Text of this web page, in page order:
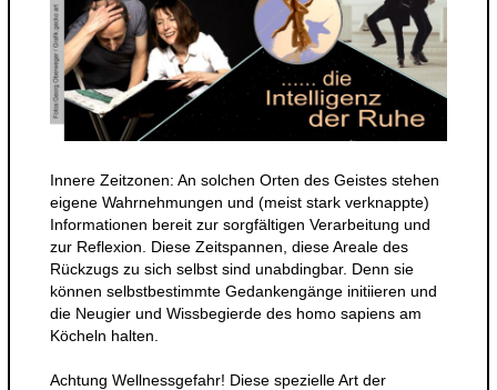
Innere Zeitzonen: An solchen Orten des Geistes stehen
eigene Wahrnehmungen und (meist stark verknappte)
Informationen bereit zur sorgfältigen Verarbeitung und
zur Reflexion. Diese Zeitspannen, diese Areale des
Rückzugs zu sich selbst sind unabdingbar. Denn sie
können selbstbestimmte Gedankengänge initiieren und
die Neugier und Wissbegierde des homo sapiens am
Köcheln halten.
Achtung Wellnessgefahr! Diese spezielle Art der